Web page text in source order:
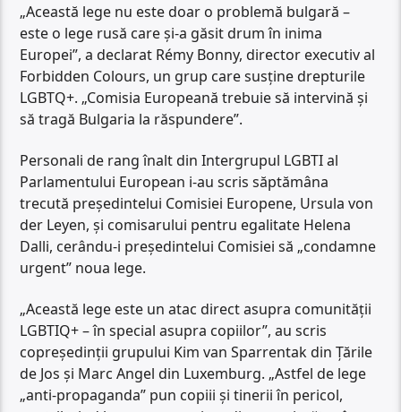
„Această lege nu este doar o problemă bulgară –
este o lege rusă care și-a găsit drum în inima
Europei”, a declarat Rémy Bonny, director executiv al
Forbidden Colours, un grup care susține drepturile
LGBTQ+. „Comisia Europeană trebuie să intervină și
să tragă Bulgaria la răspundere”.
Personali de rang înalt din Intergrupul LGBTI al
Parlamentului European i-au scris săptămâna
trecută președintelui Comisiei Europene, Ursula von
der Leyen, și comisarului pentru egalitate Helena
Dalli, cerându-i președintelui Comisiei să „condamne
urgent” noua lege.
„Această lege este un atac direct asupra comunității
LGBTIQ+ – în special asupra copiilor”, au scris
copreședinții grupului Kim van Sparrentak din Țările
de Jos și Marc Angel din Luxemburg. „Astfel de lege
„anti-propaganda” pun copiii și tinerii în pericol,